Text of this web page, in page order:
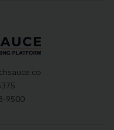
9500